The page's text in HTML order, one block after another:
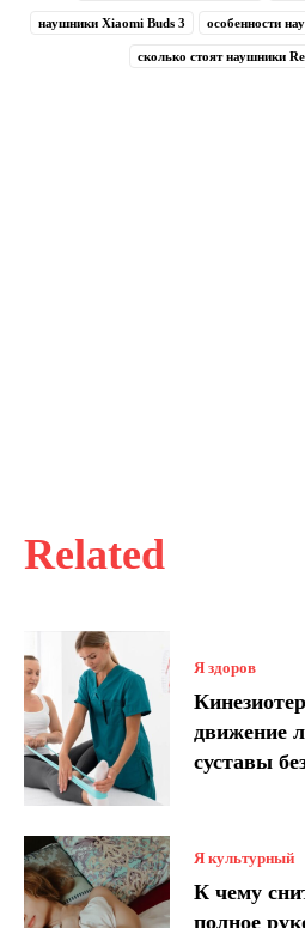
Related
Я здоров
движение
суставы
Я культурный
К чему
полное
наушники Xiaomi Buds 3 особенности
сколько стоят наушники